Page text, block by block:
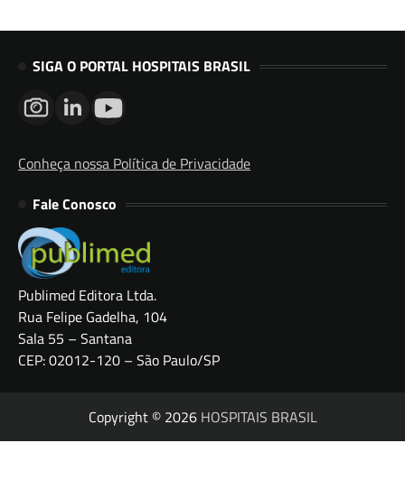
SIGA O PORTAL HOSPITAIS BRASIL
Conheça nossa Política de Privacidade
Fale Conosco
Publimed Editora Ltda.
Rua Felipe Gadelha, 104
Sala 55 – Santana
CEP: 02012-120 – São Paulo/SP
Copyright © 2026 HOSPITAIS BRASIL